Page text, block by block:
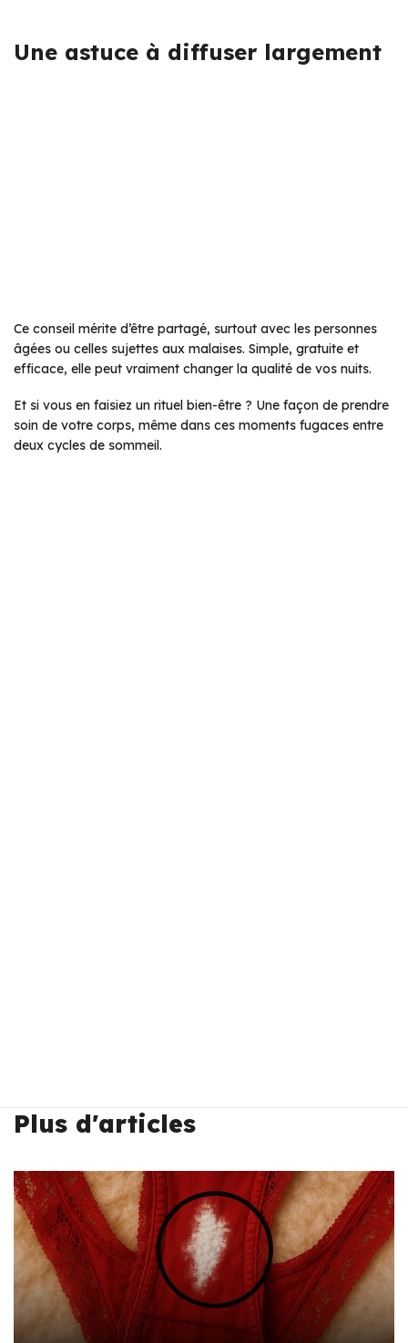
Une astuce à diffuser largement
Ce conseil mérite d’être partagé, surtout avec les personnes
âgées ou celles sujettes aux malaises. Simple, gratuite et
efficace, elle peut vraiment changer la qualité de vos nuits.
Et si vous en faisiez un rituel bien-être ? Une façon de prendre
soin de votre corps, même dans ces moments fugaces entre
deux cycles de sommeil.
Plus d'articles